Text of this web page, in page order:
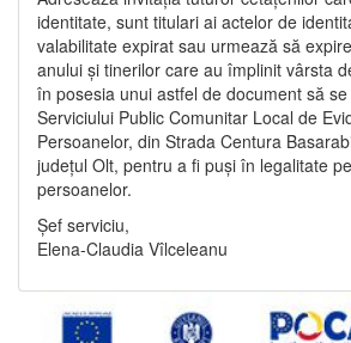
identitate, sunt titulari ai actelor de
valabilitate expirat sau urmează să
anului și tinerilor care au împlinit vârsta
în posesia unui astfel de document să
Serviciului Public Comunitar Local de
Persoanelor, din Strada Centura
județul Olt, pentru a fi puși în legalitate
persoanelor.
Șef serviciu,
Elena-Claudia Vîlceleanu